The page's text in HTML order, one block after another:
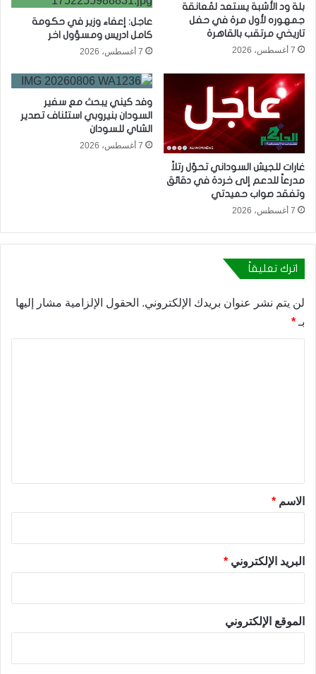
بلة ود الأشبة يستعد لمُعانقة
جمهوره لأول مرة في حفل
تاريخي مرتقب بالقاهرة
7 أغسطس، 2026
عاجل: إعفاء وزير في حكومة
كامل ادريس ومسؤول اخر
7 أغسطس، 2026
غارات للجيش السوداني تحوّل رتلاً
مدرعاً للدعم إلى خردة في دقائق
وتفقد صواب حميدتي
7 أغسطس، 2026
وفد كيني يبحث مع سفير
السودان بنيروبي استئناف تصدير
الشاي للسودان
7 أغسطس، 2026
اترك تعليقاً
لن يتم نشر عنوان بريدك الإلكتروني. الحقول الإلزامية مشار إليها
بـ *
*الاسم *
البريد الإلكتروني *
الموقع الإلكتروني